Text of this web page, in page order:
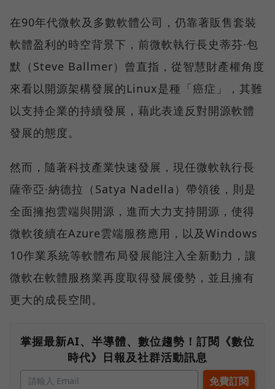
在90年代微軟及多數軟體公司，仍靠著販售套裝
軟體盈利的時空背景下，前微軟執行長史蒂芬·包
默（Steve Ballmer）曾直指，從智慧財產權角度
來看以開源架構發展的Linux是種「癌症」，其難
以支持企業的持續發展，藉此表達反對開源軟體
發展的態度。
然而，隨著科技產業快速發展，現任微軟執行長
薩帝亞·納德拉（Satya Nadella）帶領後，則是
全面擁抱雲端與開源，進而大力支持開源，使得
微軟後續在Azure雲端服務應用，以及Windows
10作業系統等軟體布局發展能注入全新動力，讓
微軟在軟體服務業再度取得發展優勢，並且擁有
更大的成長空間。
掌握最新AI、半導體、數位趨勢！訂閱《數位
時代》日報及社群活動訊息